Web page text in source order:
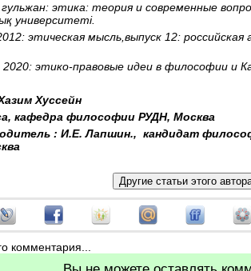
гульжан: этика: теория и современные
университеті.
этическая мысль,выпуск 12:
2020: этико-правовые идеи в философии и
Хуссейн
кафедра философии РУДН, Москва
: И.Е. Лапшин., кандидат
комментария...